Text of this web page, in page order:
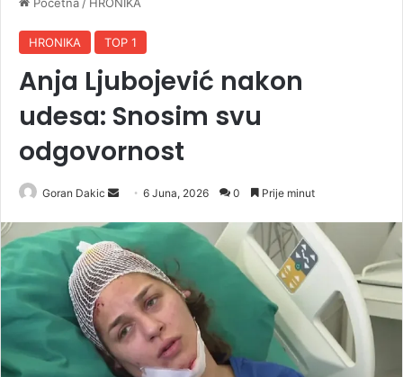
HRONIKA TOP 1
Anja Ljubojević nakon
udesa: Snosim svu
odgovornost
Goran Dakic
d
a
e
m
a
6 Juna, 2026 0 Prije minut